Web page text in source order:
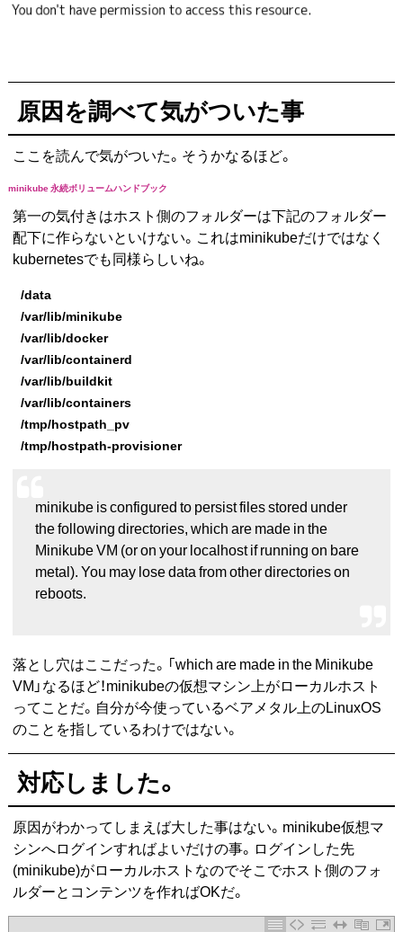
原因を調べて気がついた事
ここを読んで気がついた。そうかなるほど。
minikube 永続ボリュームハンドブック
第一の気付きはホスト側のフォルダーは下記のフォルダー
配下に作らないといけない。これはminikubeだけではなく
kubernetesでも同様らしいね。
/data
/var/lib/minikube
/var/lib/docker
/var/lib/containerd
/var/lib/buildkit
/var/lib/containers
/tmp/hostpath_pv
/tmp/hostpath-provisioner
minikube is configured to persist files stored under
the following directories, which are made in the
Minikube VM (or on your localhost if running on bare
metal). You may lose data from other directories on
reboots.
落とし穴はここだった。「which are made in the Minikube
VM」なるほど！minikubeの仮想マシン上がローカルホスト
ってことだ。自分が今使っているベアメタル上のLinuxOS
のことを指しているわけではない。
対応しました。
原因がわかってしまえば大した事はない。minikube仮想マ
シンへログインすればよいだけの事。ログインした先
(minikube)がローカルホストなのでそこでホスト側のフォ
ルダーとコンテンツを作ればOKだ。